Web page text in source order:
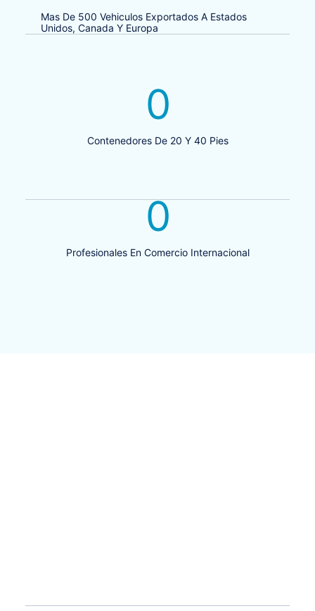
Mas De 500 Vehiculos Exportados A Estados
Unidos, Canada Y Europa
Contenedores De 20 Y 40 Pies
0
Profesionales En Comercio Internacional
0